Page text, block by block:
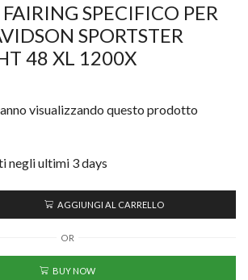
SPECIFICO PER
SPORTSTER
48 XL 1200X
visualizzando questo prodotto
negli ultimi 3 days
AGGIUNGI AL CARRELLO
OR
BUY NOW